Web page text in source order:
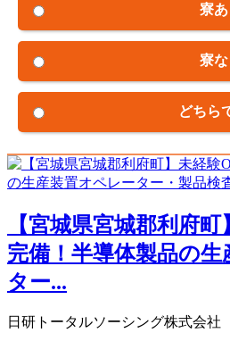
寮あ
寮な
どちら
【宮城県宮城郡利府
完備！半導体製品の
ター...
日研トータルソーシング株式会社